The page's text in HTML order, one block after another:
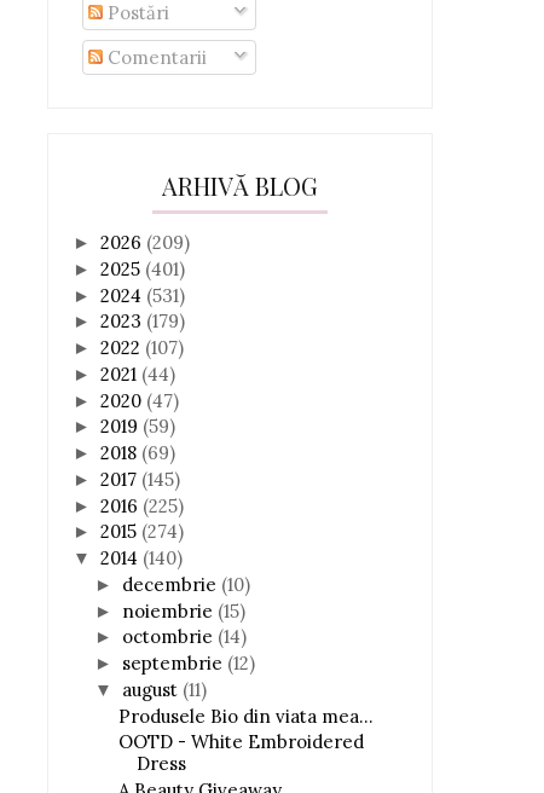
Postări
Comentarii
ARHIVĂ BLOG
► 2026 (209)
► 2025 (401)
► 2024 (531)
► 2023 (179)
► 2022 (107)
► 2021 (44)
► 2020 (47)
► 2019 (59)
► 2018 (69)
► 2017 (145)
► 2016 (225)
► 2015 (274)
▼ 2014 (140)
► decembrie (10)
► noiembrie (15)
► octombrie (14)
► septembrie (12)
▼ august (11)
Produsele Bio din viata mea...
OOTD - White Embroidered
Dress